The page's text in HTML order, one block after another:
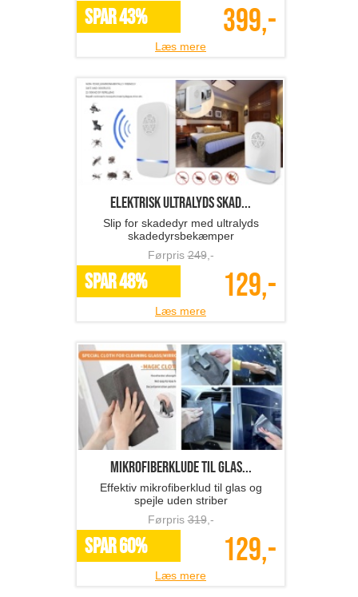
SPAR 43% 399,-
Læs mere
Elektrisk ultralyds skad...
Slip for skadedyr med ultralyds
skadedyrsbekæmper
Førpris249,-
SPAR 48% 129,-
Læs mere
Mikrofiberklude til glas...
Effektiv mikrofiberklud til glas og
spejle uden striber
Førpris319,-
SPAR 60% 129,-
Læs mere